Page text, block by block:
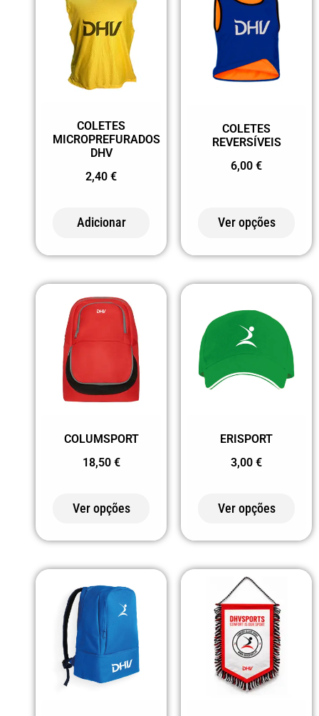
COLETES
MICROPREFURADOS
DHV
2,40 €
Adicionar
COLETES
REVERSÍVEIS
6,00 €
Ver opções
COLUMSPORT
18,50 €
Ver opções
ERISPORT
3,00 €
Ver opções